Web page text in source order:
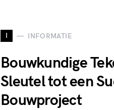
I INFORMATIE
Bouwkundige
Sleutel tot een
Bouwproject